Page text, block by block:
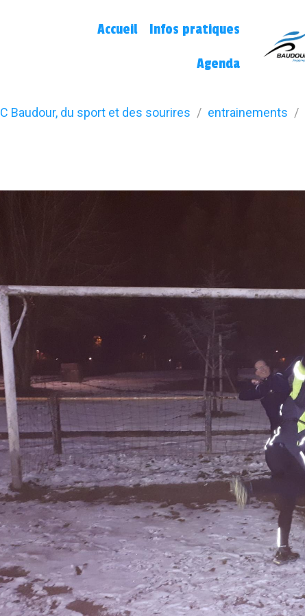
Accueil Infos pratiques
Agenda
Baudour, du sport et des sourires entrainements